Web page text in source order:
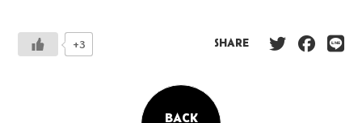
+3 SHARE
BACK